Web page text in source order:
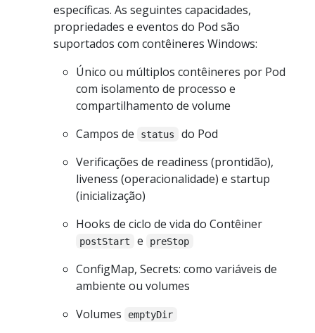
específicas. As seguintes capacidades,
propriedades e eventos do Pod são
suportados com contêineres Windows:
Único ou múltiplos contêineres por Pod
com isolamento de processo e
compartilhamento de volume
Campos de
status
do Pod
Verificações de readiness (prontidão),
liveness (operacionalidade) e startup
(inicialização)
Hooks de ciclo de vida do Contêiner
postStart e preStop
ConfigMap, Secrets: como variáveis de
ambiente ou volumes
Volumes
emptyDir